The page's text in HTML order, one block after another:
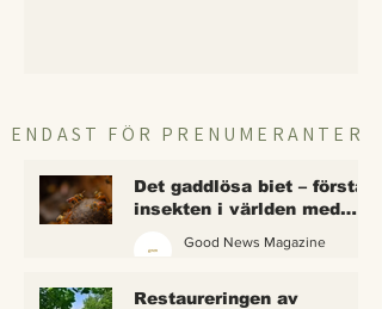
ENDAST FÖR PRENUMERANTER
Det gaddlösa biet – första
insekten i världen med
Good News Magazine
Restaureringen av